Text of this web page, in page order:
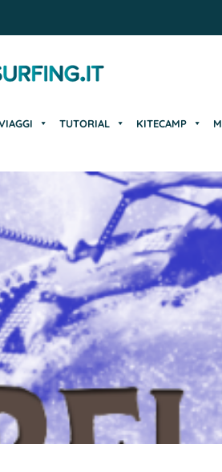
TUTORIAL KITECAMP